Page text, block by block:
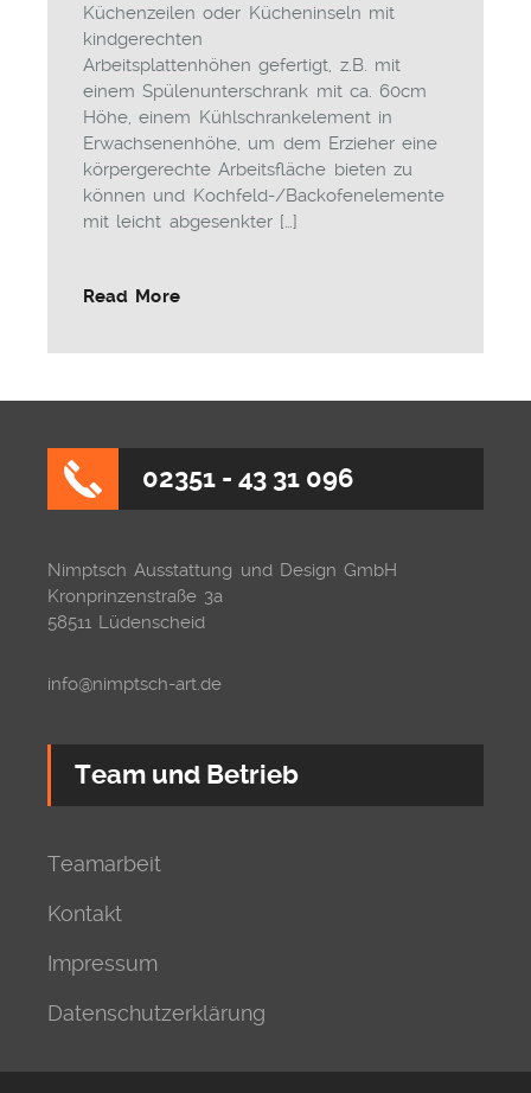
Küchenzeilen oder Kücheninseln mit
kindgerechten
Arbeitsplattenhöhen gefertigt, z.B. mit
einem Spülenunterschrank mit ca. 60cm
Höhe, einem Kühlschrankelement in
Erwachsenenhöhe, um dem Erzieher eine
körpergerechte Arbeitsfläche bieten zu
können und Kochfeld-/Backofenelemente
mit leicht abgesenkter […]
Read More
02351 - 43 31 096
Nimptsch Ausstattung und Design GmbH
Kronprinzenstraße 3a
58511 Lüdenscheid
info@nimptsch-art.de
Team und Betrieb
Teamarbeit
Kontakt
Impressum
Datenschutzerklärung